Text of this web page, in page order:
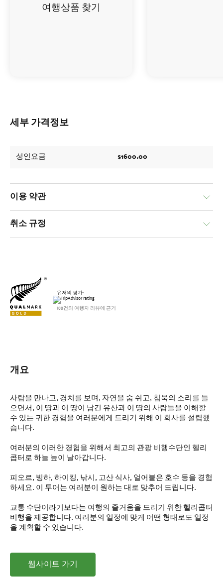
세부 가격정보
성인요금 $1600.00
이용 약관
취소 규정
유저의 평가:
188건의 여행자 리뷰에 근거
개요
사람을 만나고, 경치를 보며, 자연을 숨 쉬고, 침묵의 소리를 들
으면서, 이 땅과 이 땅이 남긴 유산과 이 땅의 사람들을 이해할
수 있는 귀한 경험을 여러분에게 드리기 위해 이 회사를 설립했
습니다.
여러분의 이러한 경험을 위해서 최고의 관광 비행수단인 헬리
콥터로 하늘 높이 날아갑니다.
피오르, 빙하, 하이킹, 낚시, 고산 식사, 얼어붙은 호수 등을 경험
하세요. 이 투어는 여러분이 원하는 대로 맞추어 드립니다.
교통 수단이라기보다는 여행의 즐거움을 드리기 위한 헬리콥터
비행을 제공합니다. 여러분의 일정에 맞게 어떤 형태로도 일정
을 계획할 수 있습니다.
웹사이트 가기
여행상품 찾기